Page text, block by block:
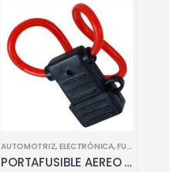
AUTOMOTRIZ, ELECTRÓNICA,FUSIBLES
PORTAFUSIBLE AEREO AUTO MUELA